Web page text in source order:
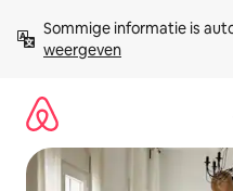
direct
naar
Sommige informatie is
weergeven